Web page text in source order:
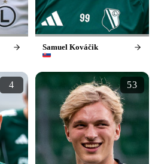
Samuel Kováčik
4 53